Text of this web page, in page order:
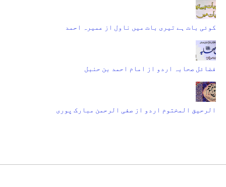
کوئی بات ہے تیری بات میں ناول از عمیرہ احمد
فضائل صحابہ اردو از امام احمد بن حنبل
الرحیق المختوم اردو از صفی الرحمن مبارک پوری